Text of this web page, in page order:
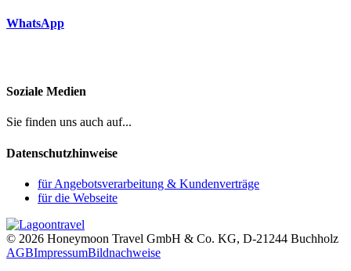
WhatsApp
Soziale Medien
Sie finden uns auch auf...
Datenschutzhinweise
für Angebotsverarbeitung & Kundenverträge
für die Webseite
© 2026 Honeymoon Travel GmbH & Co. KG, D-21244 Buchholz
AGBImpressumBildnachweise